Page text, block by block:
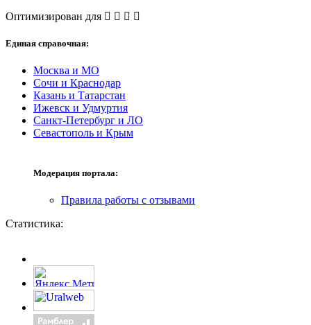
Оптимизирован для
Единая справочная:
Москва и МО
Сочи и Краснодар
Казань и Татарстан
Ижевск и Удмуртия
Санкт-Петербург и ЛО
Севастополь и Крым
Модерация портала:
Правила работы с отзывами
Статистика: